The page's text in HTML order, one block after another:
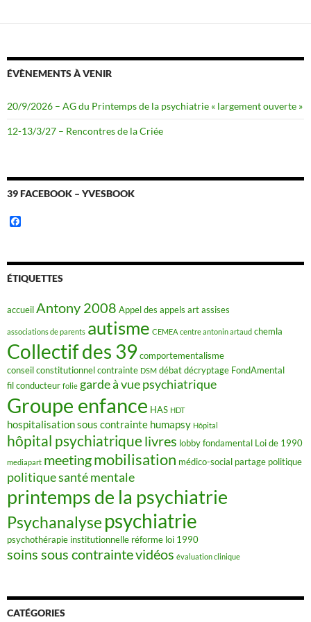
ÉVÈNEMENTS À VENIR
20/9/2026 – AG du Printemps de la psychiatrie « largement ouverte »
12-13/3/27 – Rencontres de la Criée
39 FACEBOOK – YVESBOOK
b
o
o
ÉTIQUETTES
accueil Antony 2008 Appel des appels artassises
associations de parents autisme CEMEA centre antonin artaud chemla
Collectif des 39 comportementalisme
conseil constitutionnelcontrainte DSM débatdécryptage FondAmental
fil conducteur folie garde à vue psychiatrique
Groupe enfance HAS HDT
hospitalisation sous contrainte humapsy Hôpital
hôpital psychiatriquelivres lobby fondamental Loi de 1990
mediapart meetingmobilisation médico-social partage politique
politique santé mentale
printemps de la psychiatrie
Psychanalyse psychiatrie
psychothérapie institutionnelle réforme loi 1990
soins sous contraintevidéos évaluation clinique
CATÉGORIES